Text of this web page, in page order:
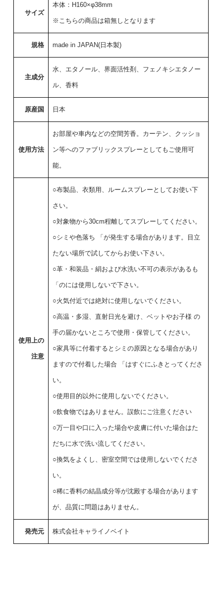
サイズ
本体：H160×φ38mm
※こちらの商品は箱無しとなります
規格 made in JAPAN(日本製)
主成分
水、エタノール、界面活性剤、フェノキシエタノー
ル、香料
原産国 日本
使用方法
お部屋や車内などの空間芳香。カーテン、クッショ
ン等へのファブリックスプレーとしてもご使用可
能。
使用上の
注意
○布製品、衣類用、ルームスプレーとしてお使い下
さい。
○対象物から30cm程離してスプレーしてください。
○シミや色落ち 「が発生する場合があります。目立
たない場所で試してからお使い下さい。
○革・和装品・絹および水洗い不可の表示があるも
「のには使用しないで下さい。
○火気付近では絶対に使用しないでください。
○高温・多湿、直射日光を避け、ベットやお子様 の
手の届かないところで使用・保管してください。
○家具等に付着するとシミの原因となる場合があり
ますので付着した場合 「はすぐにふきとってくださ
い。
○使用目的以外に使用しないでください。
○飲食物ではありません。誤飲にご注意ください
○万一目や口に入った場合や皮膚に付いた場合はた
だちに水で洗い流してください。
○換気をよくし、密室空間では使用しないでくださ
い。
○稀に香料の結晶成分等が沈殿する場合があります
が、品質に問題はありません。
発売元 株式会社キャライノベイト